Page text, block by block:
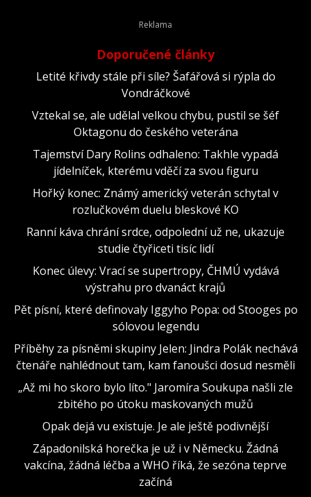
Doporučené články
Letité křivdy stále při síle? Šafářová si rýpla do
Vondráčkové
Vztekal se, ale udělal velkou chybu, pustil se šéf
Oktagonu do českého veterána
Tajemství Dary Rolins odhaleno: Takhle vypadá
jídelníček, kterému vděčí za svou figuru
Hořký konec: Známý americký veterán schytal v
rozlučkovém duelu bleskové KO
Ranní káva chrání srdce, odpolední už ne, ukazuje
studie čtyřiceti tisíc lidí
Konec úlevy: Vrací se supertropy, ČHMÚ vydává
výstrahu pro dvanáct krajů
Pět písní, které definovaly Iggyho Popa: od Stooges po
sólovou legendu
Příběhy za písněmi skupiny Jelen: Jindra Polák nechává
čtenáře nahlédnout tam, kam fanoušci dosud nesměli
„Až mi ho skoro bylo líto." Jaromíra Soukupa našli zle
zbitého po útoku maskovaných mužů
Opak dejá vu existuje. Je ale ještě podivnější
Západonilská horečka je už i v Německu. Žádná
vakcína, žádná léčba a WHO říká, že sezóna teprve
začíná